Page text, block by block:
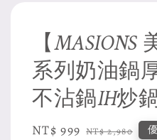
【
系列奶油鍋
不沾鍋IH炒
Sale
NT$ 999 Regular
NT$ 2,980